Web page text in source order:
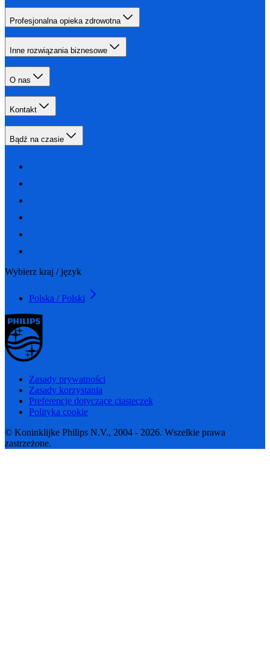
Profesjonalna opieka zdrowotna
Inne rozwiązania biznesowe
O nas
Kontakt
Bądź na czasie
Wybierz kraj / język
Polska / Polski
Zasady prywatności
Zasady korzystania
Preferencje dotyczące ciasteczek
Polityka cookie
© Koninklijke Philips N.V., 2004 - 2026. Wszelkie prawa
zastrzeżone.